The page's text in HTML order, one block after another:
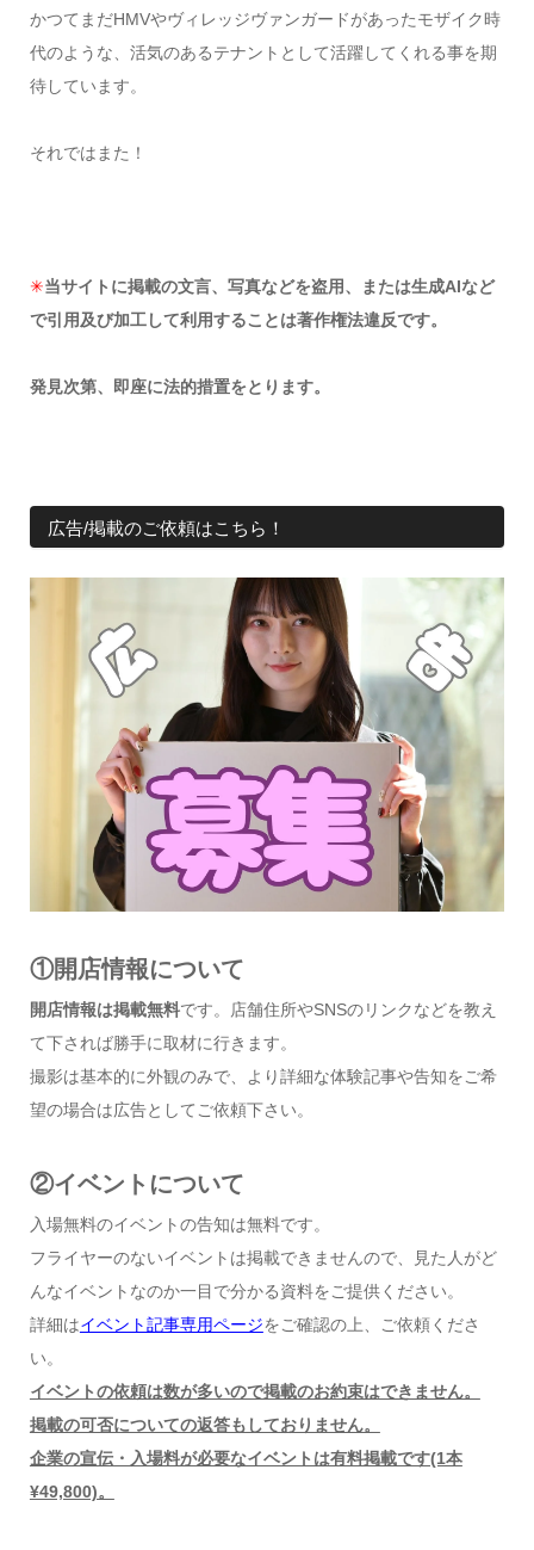
かつてまだHMVやヴィレッジヴァンガードがあったモザイク時
代のような、活気のあるテナントとして活躍してくれる事を期
待しています。
それではまた！
✳︎当サイトに掲載の文言、写真などを盗用、または生成AIなど
で引用及び加工して利用することは著作権法違反です。
発見次第、即座に法的措置をとります。
広告/掲載のご依頼はこちら！
①開店情報について
開店情報は掲載無料です。店舗住所やSNSのリンクなどを教え
て下されば勝手に取材に行きます。
撮影は基本的に外観のみで、より詳細な体験記事や告知をご希
望の場合は広告としてご依頼下さい。
②イベントについて
入場無料のイベントの告知は無料です。
フライヤーのないイベントは掲載できませんので、見た人がど
んなイベントなのか一目で分かる資料をご提供ください。
詳細はイベント記事専用ページをご確認の上、ご依頼くださ
い。
イベントの依頼は数が多いので掲載のお約束はできません。
掲載の可否についての返答もしておりません。
企業の宣伝・入場料が必要なイベントは有料掲載です(1本
¥49,800)。